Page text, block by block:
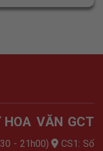
HOA VĂN GCT
- 21h00)
CS1: Số